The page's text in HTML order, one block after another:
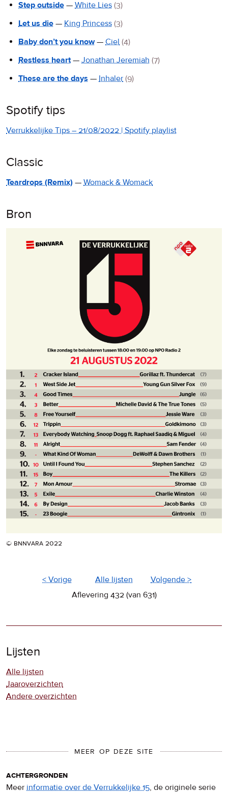
Step outside — White Lies (3)
Let us die — King Princess (3)
Baby don’t you know— Ciel (4)
Restless heart— Jonathan Jeremiah (7)
These are the days — Inhaler (9)
Spotify tips
Verrukkelijke Tips – 21/08/2022 | Spotify playlist
Classic
Teardrops (Remix) — Womack & Womack
Bron
© bnnvara 2022
< Vorige Alle lijsten
Volgende >
Aflevering 432 (van 631)
Lijsten
Alle lijsten
Jaaroverzichten
Andere overzichten
MEER OP DEZE SITE
achtergronden
Meer informatie over de Verrukkelijke 15, de originele serie